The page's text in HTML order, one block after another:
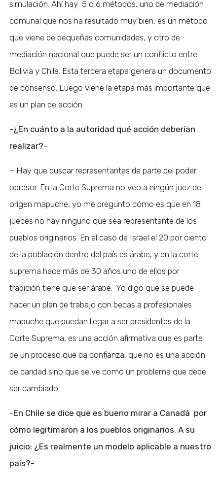
simulación. Ahí hay 5 o 6 métodos, uno de mediación
comunal que nos ha resultado muy bien, es un método
que viene de pequeñas comunidades, y otro de
mediación nacional que puede ser un conflicto entre
Bolivia y Chile. Esta tercera etapa genera un documento
de consenso. Luego viene la etapa más importante que
es un plan de acción.
-¿En cuánto a la autoridad qué acción deberían
realizar?-
– Hay que buscar representantes de parte del poder
opresor. En la Corte Suprema no veo a ningún juez de
origen mapuche, yo me pregunto cómo es que en 18
jueces no hay ninguno que sea representante de los
pueblos originarios. En el caso de Israel el 20 por ciento
de la población dentro del país es árabe, y en la corte
suprema hace más de 30 años uno de ellos por
tradición tiene que ser árabe. Yo digo que se puede
hacer un plan de trabajo con becas a profesionales
mapuche que puedan llegar a ser presidentes de la
Corte Suprema, es una acción afirmativa que es parte
de un proceso que da confianza, que no es una acción
de caridad sino que se ve como un problema que debe
ser cambiado.
-En Chile se dice que es bueno mirar a Canadá por
cómo legitimaron a los pueblos originarios. A su
juicio: ¿Es realmente un modelo aplicable a nuestro
país?-